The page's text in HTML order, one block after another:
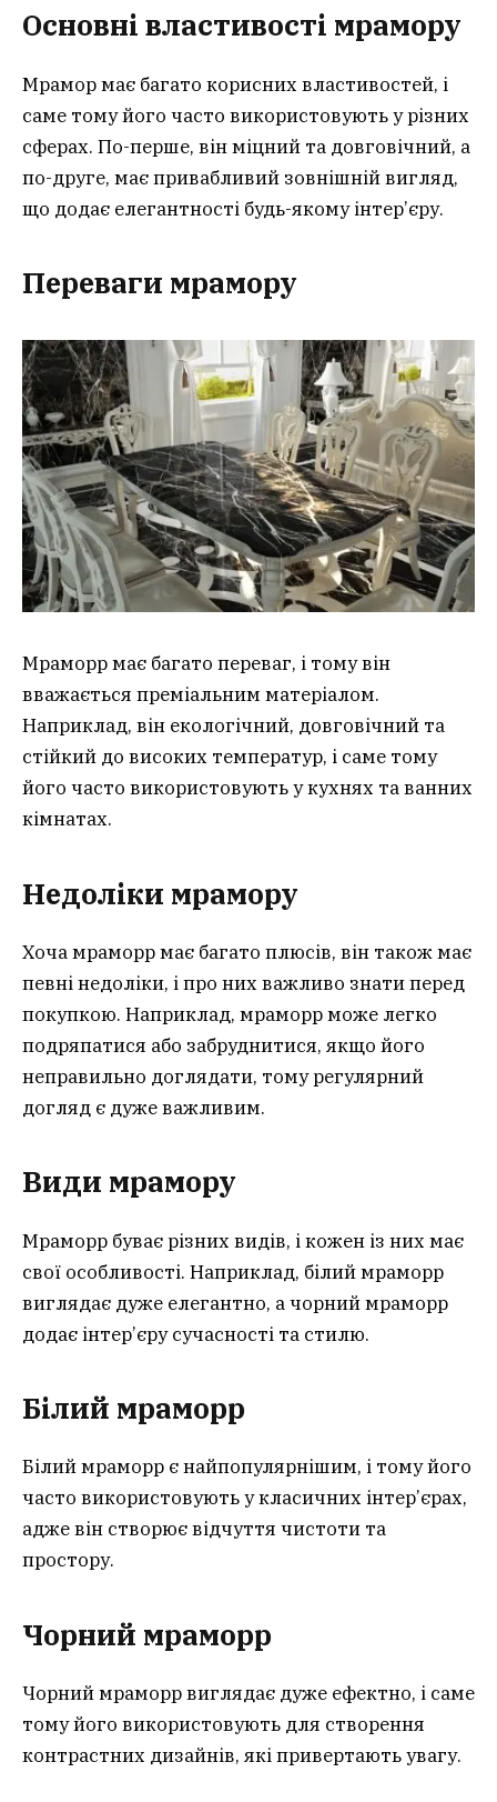
Основні властивості мрамору
Мрамор має багато корисних властивостей, і
саме тому його часто використовують у різних
сферах. По-перше, він міцний та довговічний, а
по-друге, має привабливий зовнішній вигляд,
що додає елегантності будь-якому інтер’єру.
Переваги мрамору
Мраморр має багато переваг, і тому він
вважається преміальним матеріалом.
Наприклад, він екологічний, довговічний та
стійкий до високих температур, і саме тому
його часто використовують у кухнях та ванних
кімнатах.
Недоліки мрамору
Хоча мраморр має багато плюсів, він також має
певні недоліки, і про них важливо знати перед
покупкою. Наприклад, мраморр може легко
подряпатися або забруднитися, якщо його
неправильно доглядати, тому регулярний
догляд є дуже важливим.
Види мрамору
Мраморр буває різних видів, і кожен із них має
свої особливості. Наприклад, білий мраморр
виглядає дуже елегантно, а чорний мраморр
додає інтер’єру сучасності та стилю.
Білий мраморр
Білий мраморр є найпопулярнішим, і тому його
часто використовують у класичних інтер’єрах,
адже він створює відчуття чистоти та
простору.
Чорний мраморр
Чорний мраморр виглядає дуже ефектно, і саме
тому його використовують для створення
контрастних дизайнів, які привертають увагу.